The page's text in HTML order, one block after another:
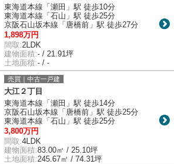
東海道本線「瀬田」駅 徒歩10分
東海道本線「石山」駅 徒歩25分
京阪石山坂本線「唐橋前」駅 徒歩27分
1,898万円
間取:2LDK
建物面積:- / 21.91坪
土地面積:- / -
売買｜中古一戸建
大江２丁目
東海道本線「瀬田」駅 徒歩14分
京阪石山坂本線「唐橋前」駅 徒歩25分
東海道本線「石山」駅 徒歩25分
3,800万円
間取:4LDK
建物面積:83.00㎡ / 25.10坪
土地面積:245.67㎡ / 74.31坪